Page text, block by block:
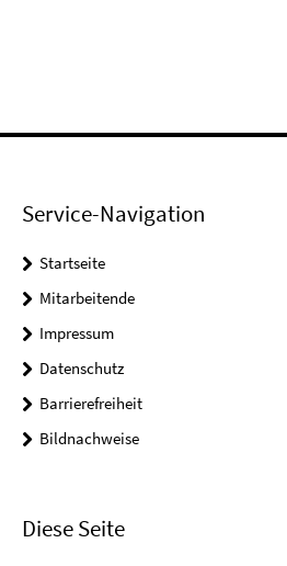
Service-Navigation
Startseite
Mitarbeitende
Impressum
Datenschutz
Barrierefreiheit
Bildnachweise
Diese Seite